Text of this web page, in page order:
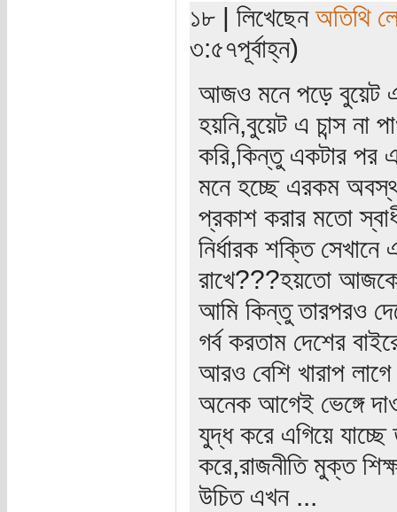
১৮ | লিখেছেন অতিথি
৩:৫৭পূর্বাহ্ন)
আজও মনে পড়ে বুয়েট
হয়নি,বুয়েট এ চান্স
করি,কিন্তু একটার পর
মনে হচ্ছে এরকম
প্রকাশ করার মতো
নির্ধারক শক্তি
রাখে???হয়তো আজকে
আমি কিন্তু তারপরও
গর্ব করতাম দেশের
আরও বেশি খারাপ
অনেক আগেই ভেঙ্গে
যুদ্ধ করে এগিয়ে
করে,রাজনীতি মুক্ত
উচিত এখন ...